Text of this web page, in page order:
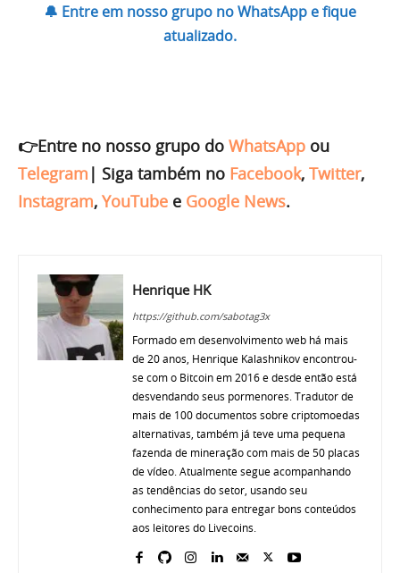
🔔 Entre em nosso grupo no WhatsApp e fique
atualizado.
👉Entre no nosso grupo do WhatsApp ou
Telegram | Siga também no Facebook, Twitter,
Instagram, YouTube e Google News.
Henrique HK
https://github.com/sabotag3x
Formado em desenvolvimento web há mais
de 20 anos, Henrique Kalashnikov encontrou-
se com o Bitcoin em 2016 e desde então está
desvendando seus pormenores. Tradutor de
mais de 100 documentos sobre criptomoedas
alternativas, também já teve uma pequena
fazenda de mineração com mais de 50 placas
de vídeo. Atualmente segue acompanhando
as tendências do setor, usando seu
conhecimento para entregar bons conteúdos
aos leitores do Livecoins.